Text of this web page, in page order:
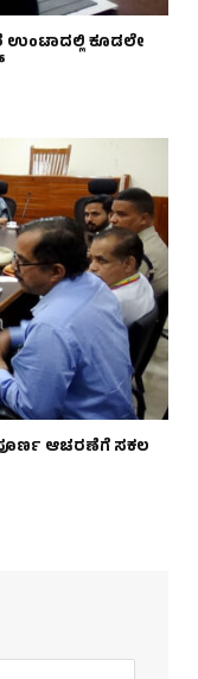
ಉಂಟಾದಲ್ಲಿ ಕೂಡಲೇ
ಆಚರಣೆಗೆ ಸಕಲ